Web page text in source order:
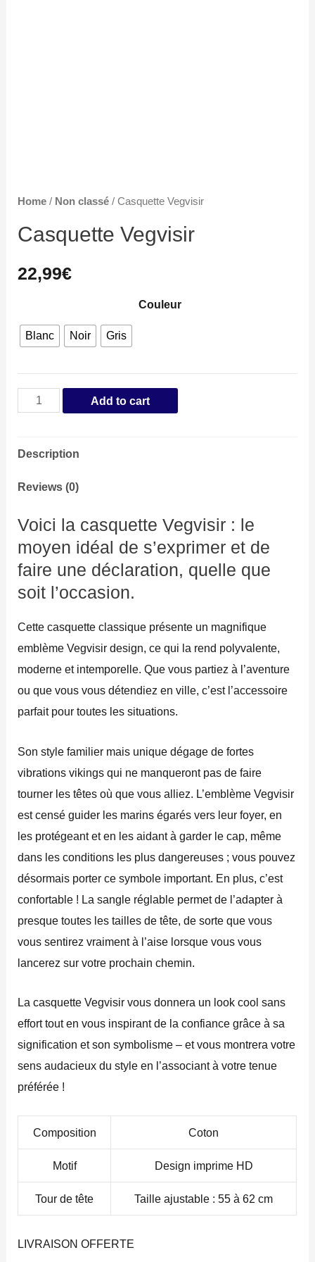
Home / Non classé / Casquette Vegvisir
Casquette Vegvisir
22,99€
Couleur
Blanc Noir Gris
Casquette
Add to cart
Description
Reviews (0)
Voici la casquette Vegvisir : le
moyen idéal de s’exprimer et de
faire une déclaration, quelle que
soit l’occasion.
Cette casquette classique présente un magnifique
emblème Vegvisir design, ce qui la rend polyvalente,
moderne et intemporelle. Que vous partiez à l’aventure
ou que vous vous détendiez en ville, c’est l’accessoire
parfait pour toutes les situations.
Son style familier mais unique dégage de fortes
vibrations vikings qui ne manqueront pas de faire
tourner les têtes où que vous alliez. L’emblème Vegvisir
est censé guider les marins égarés vers leur foyer, en
les protégeant et en les aidant à garder le cap, même
dans les conditions les plus dangereuses ; vous pouvez
désormais porter ce symbole important. En plus, c’est
confortable ! La sangle réglable permet de l’adapter à
presque toutes les tailles de tête, de sorte que vous
vous sentirez vraiment à l’aise lorsque vous vous
lancerez sur votre prochain chemin.
La casquette Vegvisir vous donnera un look cool sans
effort tout en vous inspirant de la confiance grâce à sa
signification et son symbolisme – et vous montrera votre
sens audacieux du style en l’associant à votre tenue
préférée !
Composition Coton
Motif Design imprime HD
Tour de tête Taille ajustable : 55 à 62 cm
LIVRAISON OFFERTE